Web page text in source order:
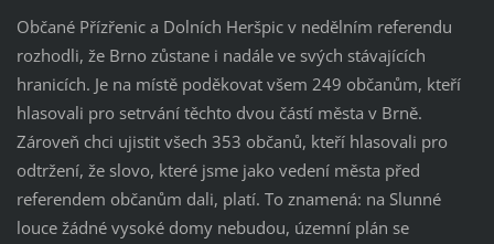
Občané Přízřenic a Dolních Heršpic v nedělním referendu
rozhodli, že Brno zůstane i nadále ve svých stávajících
hranicích. Je na místě poděkovat všem 249 občanům, kteří
hlasovali pro setrvání těchto dvou částí města v Brně.
Zároveň chci ujistit všech 353 občanů, kteří hlasovali pro
odtržení, že slovo, které jsme jako vedení města před
referendem občanům dali, platí. To znamená: na Slunné
louce žádné vysoké domy nebudou, územní plán se